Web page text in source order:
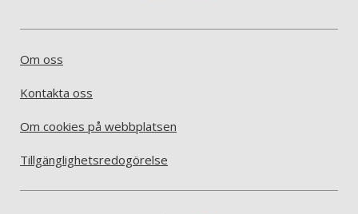
Om oss
Kontakta oss
Om cookies på webbplatsen
Tillgänglighetsredogörelse